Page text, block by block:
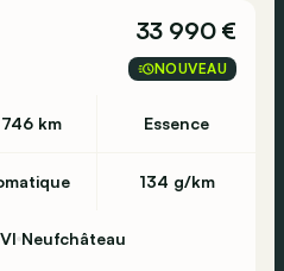
33 990 €
NOUVEAU
km Essence
134 g/km
Neufchâteau